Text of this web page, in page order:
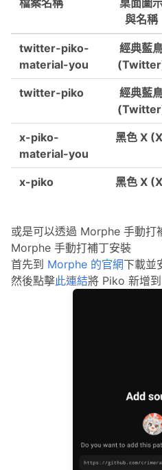
與名稱
twitter-piko-
material-you
經典藍
twitter-piko
經典藍
x-piko-
material-you
黑色 X
x-piko 黑色 X
或是可以透過 Morphe 手動打
Morphe 手動打補丁安裝
首先到 Morphe 的官網下載並
然後點擊此連結將 Piko 新增